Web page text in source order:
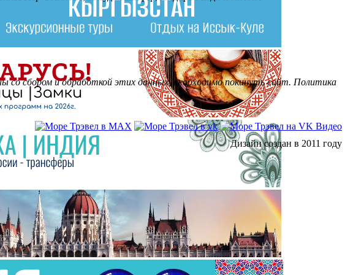
со сбором и обработкой этих данных, необходимо покинуть сайт. Политика
Дизайн создан в 2011 году